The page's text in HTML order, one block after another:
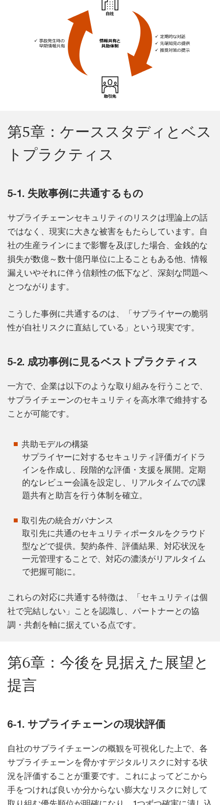
第5章：ケーススタディとベス
トプラクティス
5-1. 失敗事例に共通するもの
サプライチェーンセキュリティのリスクは理論上の話
ではなく、現実に大きな被害をもたらしています。自
社の生産ラインにまで影響を及ぼした場合、金銭的な
損失が数億～数十億円単位に上ることもある他、情報
漏えいやそれに伴う信頼性の低下など、深刻な問題へ
とつながります。
こうした事例に共通するのは、「サプライヤーの脆弱
性が自社リスクに直結している」という現実です。
5-2. 成功事例に見るベストプラクティス
一方で、企業は以下のような取り組みを行うことで、
サプライチェーンのセキュリティを高水準で維持する
ことが可能です。
共助モデルの構築
サプライヤーに対するセキュリティ評価ガイドラ
インを作成し、段階的な評価・支援を展開。定期
的なレビュー会議を設定し、リアルタイムでの課
題共有と助言を行う体制を確立。
取引先の統合ガバナンス
取引先に共通のセキュリティポータルをクラウド
型などで提供。契約条件、評価結果、対応状況を
一元管理することで、対応の濃淡がリアルタイム
で把握可能に。
これらの対応に共通する特徴は、「セキュリティは個
社で完結しない」ことを認識し、パートナーとの協
調・共創を軸に据えている点です。
第6章：今後を見据えた展望と
提言
6-1. サプライチェーンの現状評価
自社のサプライチェーンの概観を可視化した上で、各
サプライチェーンを脅かすデジタルリスクに対する状
況を評価することが重要です。これによってどこから
手をつければ良いか分からない膨大なリスクに対して